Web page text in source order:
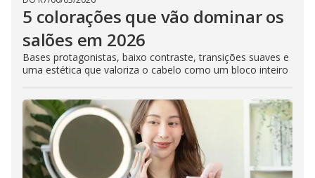
5 colorações que vão dominar os
salões em 2026
Bases protagonistas, baixo contraste, transições suaves e
uma estética que valoriza o cabelo como um bloco inteiro